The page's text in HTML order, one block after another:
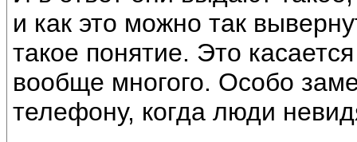
и как это можно так
такое понятие. Это
вообще многого. Особо
телефону, когда люди